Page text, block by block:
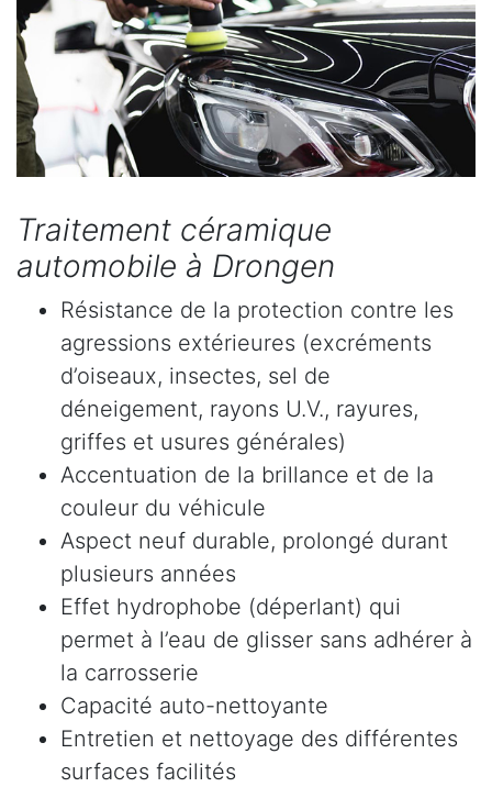
Traitement céramique
automobile à Drongen
Résistance de la protection contre les
agressions extérieures (excréments
d’oiseaux, insectes, sel de
déneigement, rayons U.V., rayures,
griffes et usures générales)
Accentuation de la brillance et de la
couleur du véhicule
Aspect neuf durable, prolongé durant
plusieurs années
Effet hydrophobe (déperlant) qui
permet à l’eau de glisser sans adhérer à
la carrosserie
Capacité auto-nettoyante
Entretien et nettoyage des différentes
surfaces facilités